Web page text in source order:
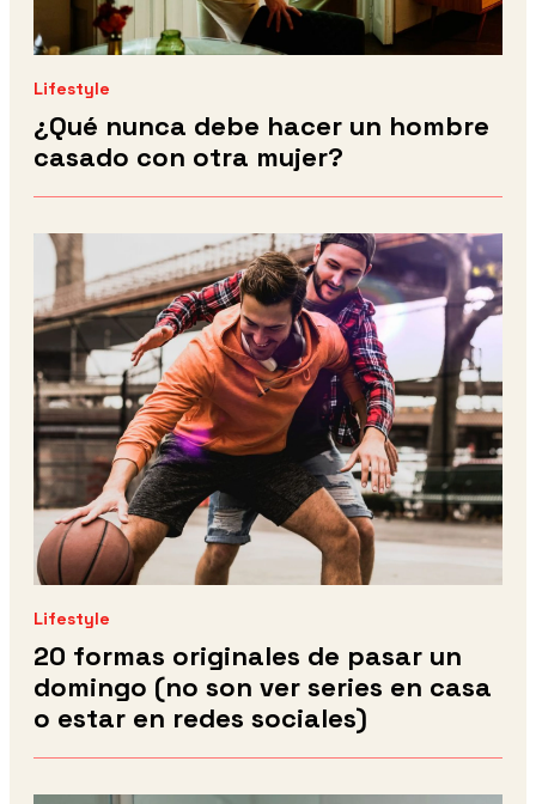
Lifestyle
¿Qué nunca debe hacer un hombre
casado con otra mujer?
Lifestyle
20 formas originales de pasar un
domingo (no son ver series en casa
o estar en redes sociales)